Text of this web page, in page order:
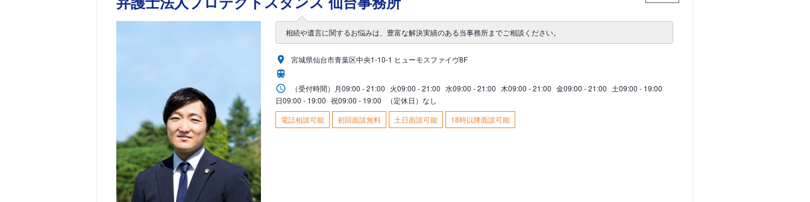
相続や遺言に関するお悩みは、豊富な解決実績のある当事務所までご相談ください。
宮城県仙台市青葉区中央1-10-1 ヒューモスファイヴ8F
（受付時間） 月09:00 - 21:00 火09:00 - 21:00 水09:00 - 21:00 木09:00 - 21:00 金09:00 - 21:00 土09:00 - 19:00
日09:00 - 19:00 祝09:00 - 19:00
（定休日）なし
電話相談可能
初回面談無料 土日面談可能 18時以降面談可能